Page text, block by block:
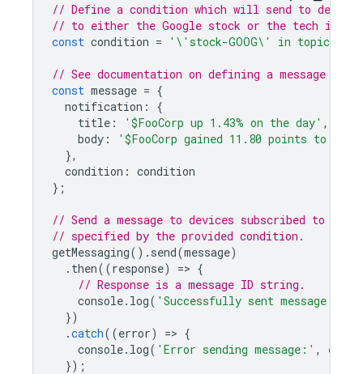
// Define a condition which will send to devices
// to either the Google stock or the tech
const condition = '\'stock-GOOG\' in topics
// See documentation on defining a message
const message = {
notification :
{
title : '$FooCorp up 1.43% on the day' ,
body :
'$FooCorp gained 11.80 points to
},
condition : condition
};
// Send a message to devices subscribed to the
// specified by the provided condition.
getMessaging(). send(message)
. then((response) => {
// Response is a message ID string.
console. log( 'Successfully sent message:'
})
.catch((error) => {
console. log( 'Error sending message:' , error
});